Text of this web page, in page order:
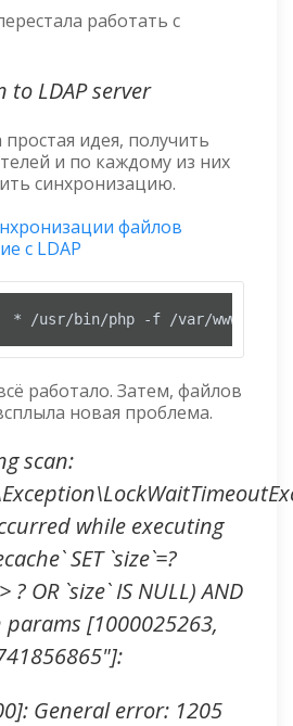
работать с
to LDAP server
идея, получить
и по каждому из них
синхронизацию.
файлов
с LDAP
/usr/bin/php -f /var/www/
работало. Затем, файлов
новая проблема.
scan:
while executing
SET `size`=?
? OR `size` IS NULL) AND
params [1000025263,
General error: 1205